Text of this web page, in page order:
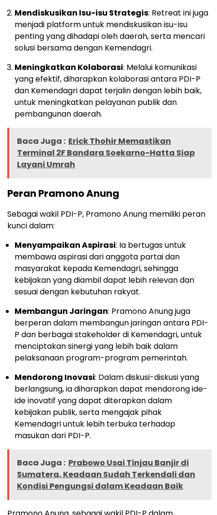
Mendiskusikan Isu-isu Strategis: Retreat ini juga
menjadi platform untuk mendiskusikan isu-isu
penting yang dihadapi oleh daerah, serta mencari
solusi bersama dengan Kemendagri.
Meningkatkan Kolaborasi: Melalui komunikasi
yang efektif, diharapkan kolaborasi antara PDI-P
dan Kemendagri dapat terjalin dengan lebih baik,
untuk meningkatkan pelayanan publik dan
pembangunan daerah.
Baca Juga : Erick Thohir Memastikan
Terminal 2F Bandara Soekarno-Hatta Siap
Layani Umrah
Peran Pramono Anung
Sebagai wakil PDI-P, Pramono Anung memiliki peran
kunci dalam:
Menyampaikan Aspirasi: Ia bertugas untuk
membawa aspirasi dari anggota partai dan
masyarakat kepada Kemendagri, sehingga
kebijakan yang diambil dapat lebih relevan dan
sesuai dengan kebutuhan rakyat.
Membangun Jaringan: Pramono Anung juga
berperan dalam membangun jaringan antara PDI-
P dan berbagai stakeholder di Kemendagri, untuk
menciptakan sinergi yang lebih baik dalam
pelaksanaan program-program pemerintah.
Mendorong Inovasi: Dalam diskusi-diskusi yang
berlangsung, ia diharapkan dapat mendorong ide-
ide inovatif yang dapat diterapkan dalam
kebijakan publik, serta mengajak pihak
Kemendagri untuk lebih terbuka terhadap
masukan dari PDI-P.
Baca Juga : Prabowo Usai Tinjau Banjir di
Sumatera, Keadaan Sudah Terkendali dan
Kondisi Pengungsi dalam Keadaan Baik